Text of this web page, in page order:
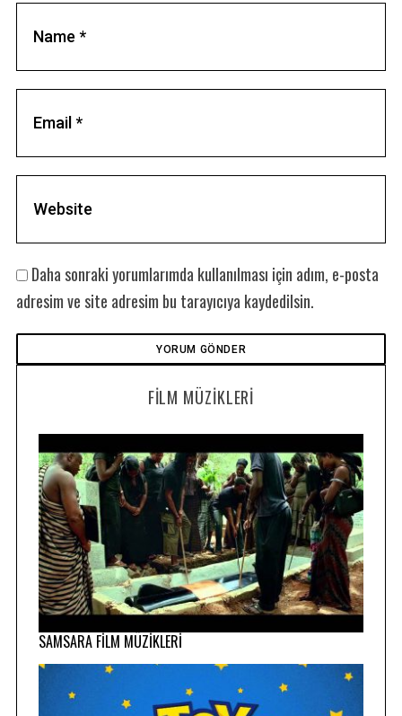
Daha sonraki yorumlarımda kullanılması için adım, e-posta
adresim ve site adresim bu tarayıcıya kaydedilsin.
FILM MÜZIKLERI
SAMSARA FİLM MÜZİKLERİ